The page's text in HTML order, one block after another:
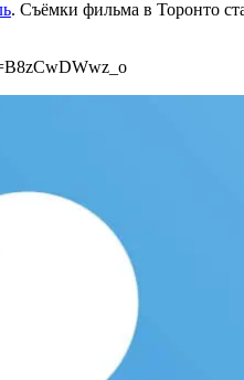
. Съёмки фильма в Торонто